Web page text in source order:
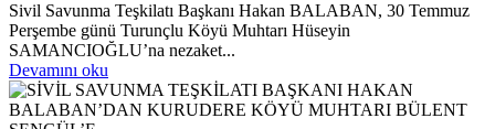
Sivil Savunma Teşkilatı Başkanı Hakan BALABAN, 30 Temmuz
Perşembe günü Turunçlu Köyü Muhtarı Hüseyin
SAMANCIOĞLU’na nezaket...
Devamını oku